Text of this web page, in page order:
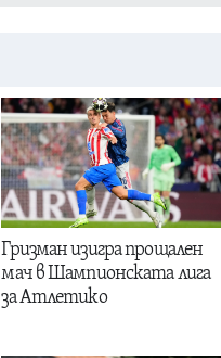
Гризман изигра прощален
мач в Шампионската лига
за Атлетико